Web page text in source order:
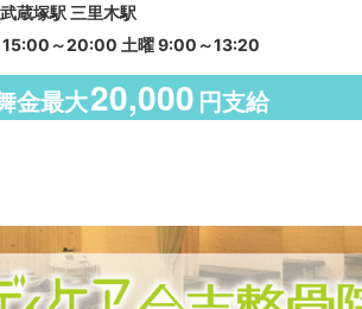
武蔵塚駅 三里木駅
～20:00 土曜 9:00～13:20
金最大20,000 円支給